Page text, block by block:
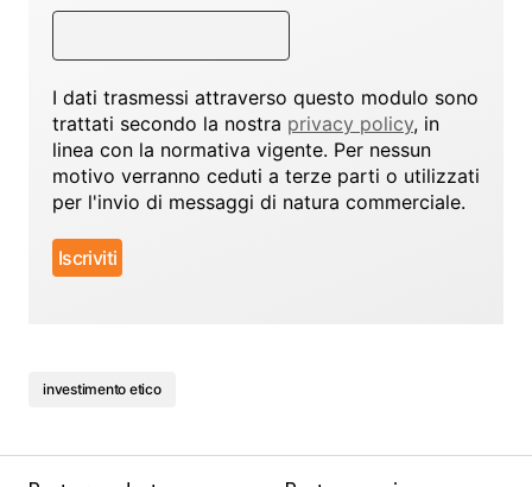
I dati trasmessi attraverso questo modulo sono
trattati secondo la nostra privacy policy, in
linea con la normativa vigente. Per nessun
motivo verranno ceduti a terze parti o utilizzati
per l'invio di messaggi di natura commerciale.
investimento etico